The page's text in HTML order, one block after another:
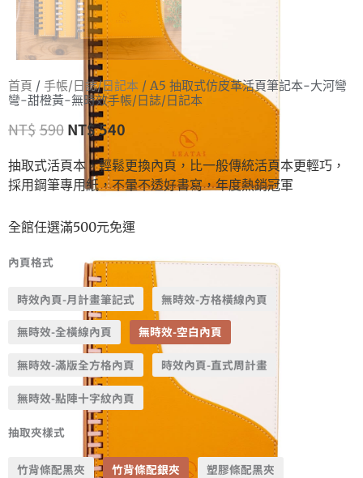
首頁 / 手帳/日誌/日記本 / A5 抽取式仿皮革活頁筆記本-大河彎
彎-甜橙黃-無時效手帳/日誌/日記本
NT$590 NT$540
抽取式活頁本，輕鬆更換內頁，比一般傳統活頁本更輕巧，
採用鋼筆專用紙，不暈不透好書寫，年度熱銷冠軍
全館任選滿500元免運
內頁格式
時效內頁-月計畫筆記式 無時效-方格橫線內頁
無時效-全橫線內頁 無時效-空白內頁
無時效-滿版全方格內頁 時效內頁-直式周計畫
無時效-點陣十字紋內頁
抽取夾樣式
竹背條配黑夾 竹背條配銀夾 塑膠條配黑夾